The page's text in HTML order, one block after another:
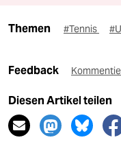
Themen #Tennis
Feedback
Diesen Artikel teilen